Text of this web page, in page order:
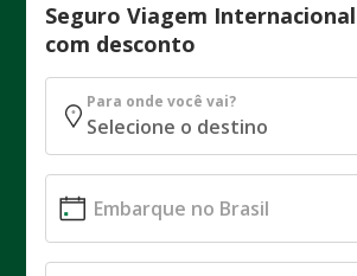
Seguro Viagem
com desconto
Para onde você vai?